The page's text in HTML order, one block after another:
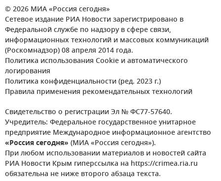
© 2026 МИА «Россия сегодня»
Сетевое издание РИА Новости зарегистрировано в
Федеральной службе по надзору в сфере связи,
информационных технологий и массовых коммуникаций
(Роскомнадзор) 08 апреля 2014 года.
Политика использования Cookie и автоматического
логирования
Политика конфиденциальности (ред. 2023 г.)
Правила применения рекомендательных технологий
Свидетельство о регистрации Эл № ФС77-57640.
Учредитель: Федеральное государственное унитарное
предприятие Международное информационное агентство
«Россия сегодня» (МИА «Россия сегодня»).
При любом использовании материалов и новостей сайта
РИА Новости Крым гиперссылка на https://crimea.ria.ru
обязательна не ниже второго абзаца текста.